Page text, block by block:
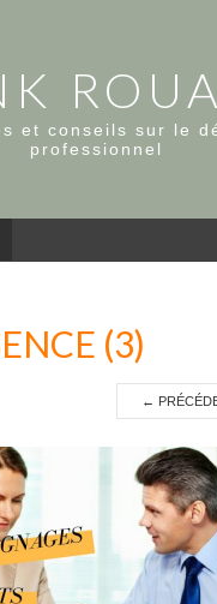
et conseils sur le
professionnel
(3)
←